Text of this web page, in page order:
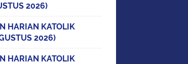
2026)
HARIAN KATOLIK
2026)
HARIAN KATOLIK